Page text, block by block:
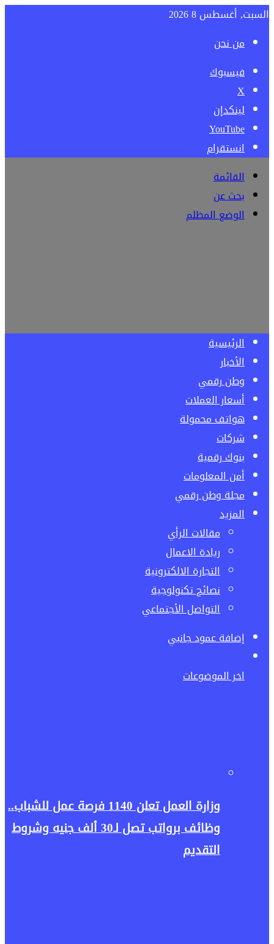
السبت, أغسطس 8 2026
من نحن
فيسبوك
‫X
لينكدإن
‫YouTube
انستقرام
القائمة
بحث عن
الوضع المظلم
الرئيسية
الأخبار
وطن رقمي
أسعار العملات
هواتف محمولة
شركات
بنوك رقمية
أمن المعلومات
مجلة وطن رقمي
المزيد
مقالات الرأي
ريادة الاعمال
التجارة الالكترونية
نصائح تكنولوجية
التواصل الأجتماعي
إضافة عمود جانبي
اخر الموضوعات
وزارة العمل تعلن 1140 فرصة عمل للشباب..
وظائف برواتب تصل لـ30 ألف جنيه وشروط
التقديم